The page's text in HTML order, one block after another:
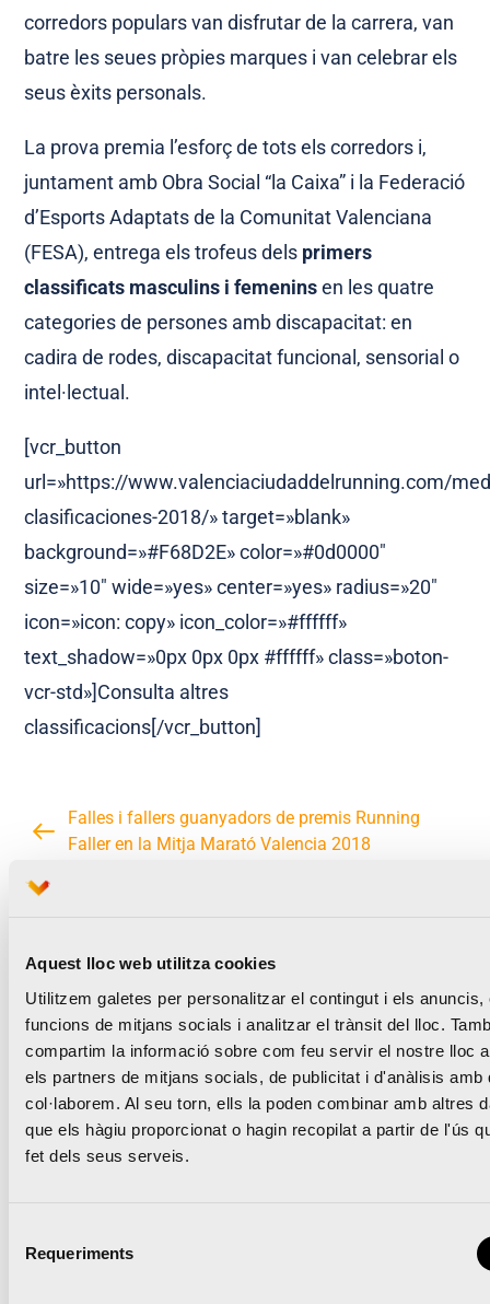
Aquest lloc web utilitza cookies
Utilitzem galetes per personalitzar el contingut i els anuncis,
funcions de mitjans socials i analitzar el trànsit del lloc.
compartim la informació sobre com feu servir el nostre lloc
els partners de mitjans socials, de publicitat i d'anàlisis amb
col·laborem. Al seu torn, ells la poden combinar amb altres
que els hàgiu proporcionat o hagin recopilat a partir de l'ús
fet dels seus serveis.
Requeriments
corredors populars van disfrutar de la carrera, van
batre les seues pròpies marques i van celebrar els
seus èxits personals.
La prova premia l’esforç de tots els corredors i,
juntament amb Obra Social “la Caixa” i la Federació
d’Esports Adaptats de la Comunitat Valenciana
(FESA), entrega els trofeus dels primers
classificats masculins i femeninsen les quatre
categories de persones amb discapacitat: en
cadira de rodes, discapacitat funcional, sensorial o
intel·lectual.
[vcr_button
url=»https://www.valenciaciudaddelrunning.com/
clasificaciones-2018/» target=»blank»
background=»#F68D2E» color=»#0d0000″
size=»10″ wide=»yes» center=»yes» radius=»20″
icon=»icon: copy» icon_color=»#ffffff»
text_shadow=»0px 0px 0px #ffffff» class=»boton-
vcr-std»]Consulta altres
classificacions[/vcr_button]
Falles i fallers guanyadors de premis Running
Faller en la Mitja Marató Valencia 2018
Notícies relacionades